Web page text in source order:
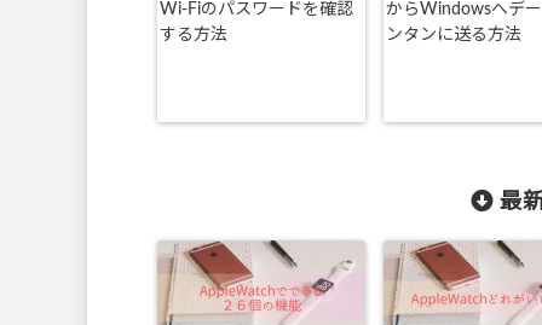
Wi-Fiのパスワードを確認
する方法
からWindowsへデ
ンタンに送る方法
最